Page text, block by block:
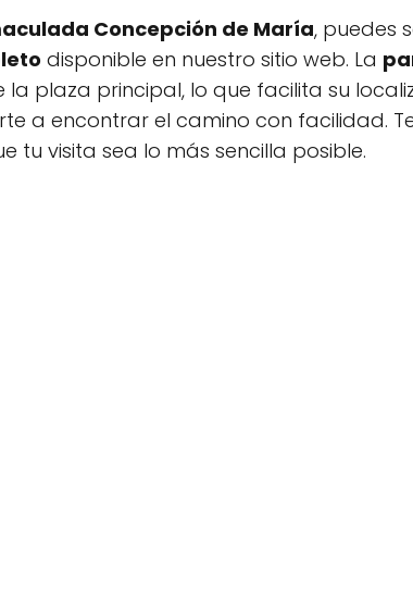
Concepción de María, puedes
disponible en nuestro sitio web. La
plaza principal, lo que facilita su
a encontrar el camino con facilidad.
tu visita sea lo más sencilla posible.